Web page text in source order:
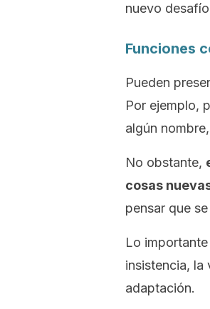
nuevo
Funciones
Pueden
Por ejemplo,
algún
No obstante,
cosas
pensar que
Lo
insistencia, la
adaptación.